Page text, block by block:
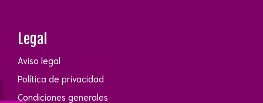
Legal
Aviso legal
Política de privacidad
Condiciones generales